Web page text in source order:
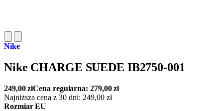
Nike
Nike CHARGE SUEDE IB2750-001
249,00złCena regularna:279,00zł
Najniższa cena z 30 dni: 249,00 zł
Rozmiar EU